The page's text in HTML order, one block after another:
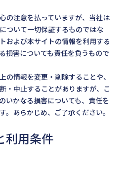
の注意を払っていますが、当社は
ついて一切保証するものではな
および本サイトの情報を利用する
損害についても責任を負うもので
の情報を変更・削除することや、
・中止することがありますが、こ
いかなる損害についても、責任を
。あらかじめ、ご了承ください。
利用条件